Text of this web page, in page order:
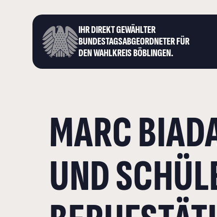
IHR DIREKT GEWÄHLTER
BUNDESTAGS­ABGEORDNETER FÜR
DEN WAHLKREIS BÖBLINGEN.
MARC
UND